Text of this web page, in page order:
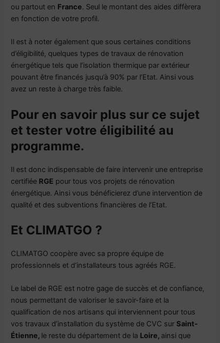
ou partout en France. Seul le montant des aides diffèrera
en fonction de votre profil.
Il est à noter également que sous certaines conditions
d’éligibilité, quelques types de travaux de rénovation
énergétique tels que l’isolation thermique par extérieur
pouvant être financés jusqu’à 90% par l’Etat. Ainsi vous
avez un reste à charge très faible.
Pour en savoir plus sur ce sujet
et tester votre éligibilité au
programme.
Il est donc indispensable de faire intervenir une entreprise
certifiée RGE pour tous vos projets de rénovation
énergétique. Ainsi vous bénéficierez d’une intervention de
qualité et des subventions financières de l’Etat.
Et CLIMATGO ?
CLIMATGO coopère avec sa propre équipe de
professionnels et d’installateurs tous agréés RGE.
Le label de RGE est notre gage de succès et de confiance,
nous permettant de valoriser le savoir-faire et la
qualification de nos artisans qui interviennent pour tous
vos travaux d’installation du système de CVC sur Saint-
Étienne, le reste du département de la Loire, ainsi que